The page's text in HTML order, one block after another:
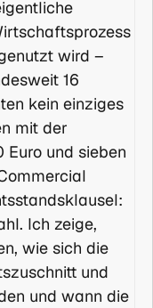
wird –
16
kein einziges
mit der
und sieben
Ich zeige,
wie sich die
und
und wann die